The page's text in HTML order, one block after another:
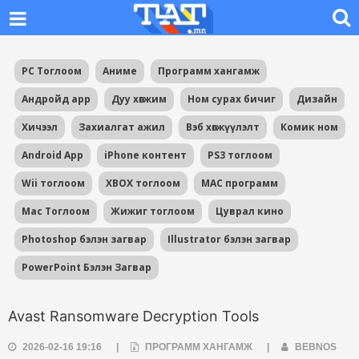
PC Тоглоом Аниме Программ хангамж
Андройд app Дуу хөгжим Ном сурах бичиг Дизайн
Хичээл Захиалгат ажил Вэб хөгжүүлэлт Комик ном
Android App iPhone контент PS3 тоглоом
Wii тоглоом XBOX тоглоом MAC программ
Mac Тоглоом Жижиг тоглоом Цуврал кино
Photoshop бэлэн загвар Illustrator бэлэн загвар
PowerPoint Бэлэн Загвар
Avast Ransomware Decryption Tools
2026-02-16 19:16 ПРОГРАММ ХАНГАМЖ BEBNOS